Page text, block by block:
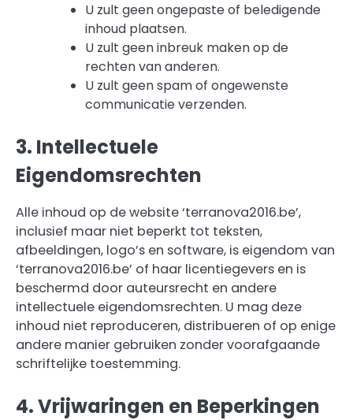
U zult geen ongepaste of beledigende
inhoud plaatsen.
U zult geen inbreuk maken op de
rechten van anderen.
U zult geen spam of ongewenste
communicatie verzenden.
3. Intellectuele
Eigendomsrechten
Alle inhoud op de website ‘terranova2016.be’,
inclusief maar niet beperkt tot teksten,
afbeeldingen, logo’s en software, is eigendom van
‘terranova2016.be’ of haar licentiegevers en is
beschermd door auteursrecht en andere
intellectuele eigendomsrechten. U mag deze
inhoud niet reproduceren, distribueren of op enige
andere manier gebruiken zonder voorafgaande
schriftelijke toestemming.
4. Vrijwaringen en Beperkingen